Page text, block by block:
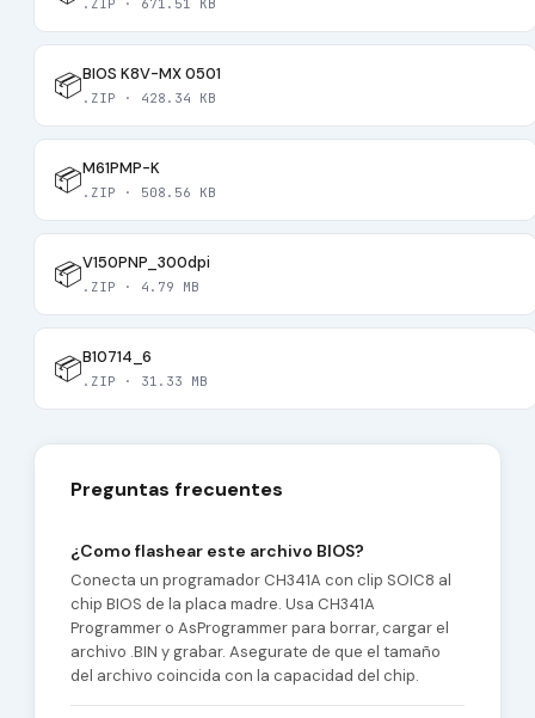
.ZIP · 671.51 KB
📦BIOS K8V-MX 0501
.ZIP · 428.34 KB
📦M61PMP-K
.ZIP · 508.56 KB
📦V150PNP_300dpi
.ZIP · 4.79 MB
📦B10714_6
.ZIP · 31.33 MB
Preguntas frecuentes
¿Como flashear este archivo BIOS?
Conecta un programador CH341A con clip SOIC8 al
chip BIOS de la placa madre. Usa CH341A
Programmer o AsProgrammer para borrar, cargar el
archivo .BIN y grabar. Asegurate de que el tamaño
del archivo coincida con la capacidad del chip.